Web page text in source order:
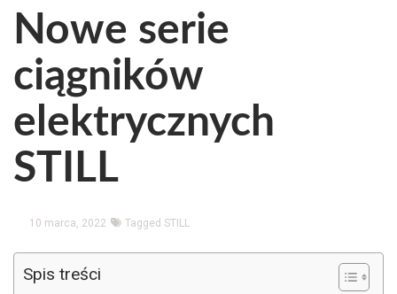
Nowe serie
ciągników
elektrycznych
STILL
10 marca, 2022 Tagged STILL
Spis treści